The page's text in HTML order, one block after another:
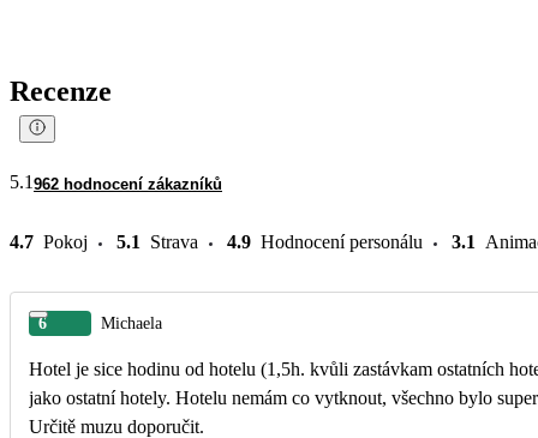
Recenze
5.1 962 hodnocení zákazníků
4.7 Pokoj 5.1 Strava 4.9 Hodnocení personálu 3.1
6 Michaela
Hotel je sice hodinu od hotelu (1,5h. kvůli zastávkam ostatních
jako ostatní hotely. Hotelu nemám co vytknout, všechno bylo super. Co bych hodnotila jako nejlepší TOP je strava, animace, delegat Cedoku,poloha hotelu a vstřícný personál.
Určitě muzu doporučit.